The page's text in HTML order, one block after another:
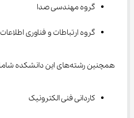
گروه مهندسی صدا
گروه ارتباطات و فناوری اطلاعات
همچنین رشته‌‌های این دانشکده شامل موارد زیر است:
کاردانی فنی الکترونیک